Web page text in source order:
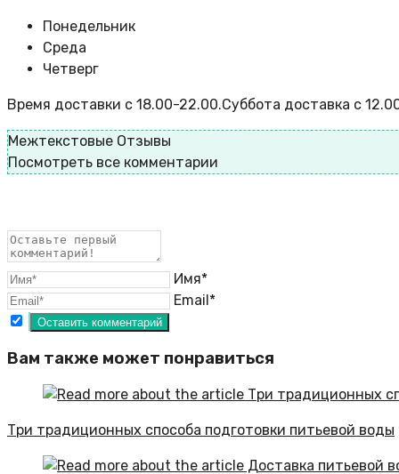
Понедельник
Среда
Четверг
Время доставки с 18.00-22.00.Суббота доставка с
Межтекстовые Отзывы
Посмотреть все комментарии
Имя*
Email*
Вам также может понравиться
Три традиционных способа подготовки питьевой воды